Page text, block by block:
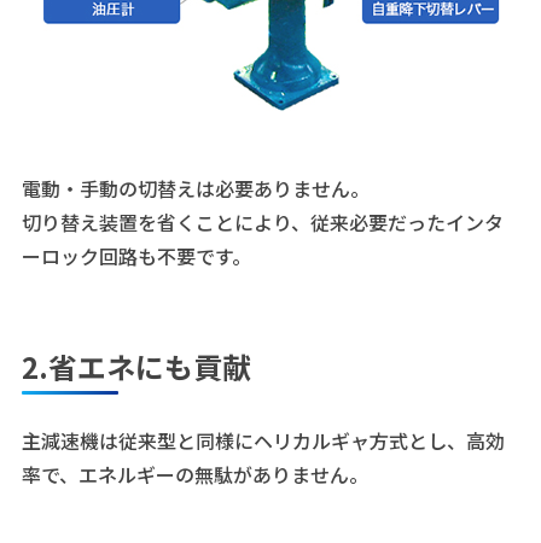
電動・手動の切替えは必要ありません。
切り替え装置を省くことにより、従来必要だったインタ
ーロック回路も不要です。
2.省エネにも貢献
主減速機は従来型と同様にヘリカルギャ方式とし、高効
率で、エネルギーの無駄がありません。